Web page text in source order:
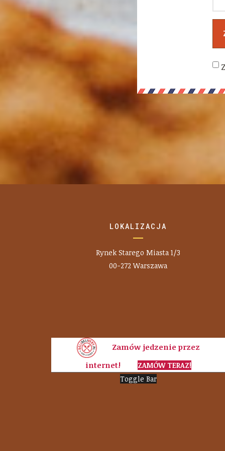
LOKALIZACJA
Rynek Starego Miasta 1/3
00-272 Warszawa
Zamów jedzenie przez
internet!
ZAMÓW TERAZ!
Toggle Bar